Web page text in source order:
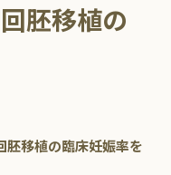
胚移植の
胚移植の臨床妊娠率を